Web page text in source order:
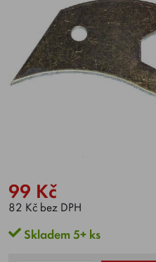
99 Kč
82 Kč bez DPH
Skladem 5+ ks